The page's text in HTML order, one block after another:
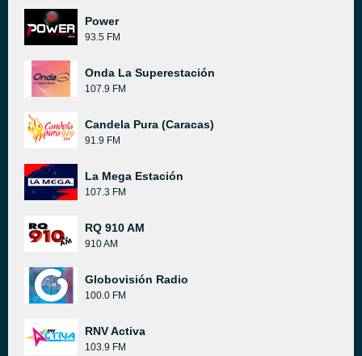
Power
93.5 FM
Onda La Superestación
107.9 FM
Candela Pura (Caracas)
91.9 FM
La Mega Estación
107.3 FM
RQ 910 AM
910 AM
Globovisión Radio
100.0 FM
RNV Activa
103.9 FM